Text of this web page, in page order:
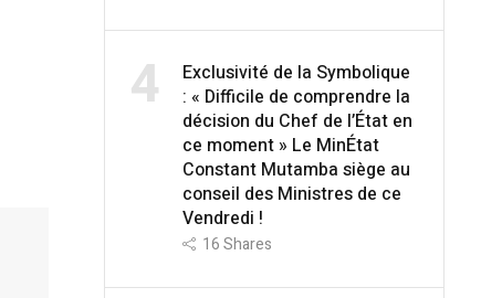
4
Exclusivité de la Symbolique
: « Difficile de comprendre la
décision du Chef de l’État en
ce moment » Le MinÉtat
Constant Mutamba siège au
conseil des Ministres de ce
Vendredi !
16Shares